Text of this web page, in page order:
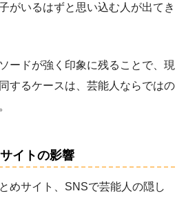
がいるはずと思い込む人が出てき
ードが強く印象に残ることで、現
するケースは、芸能人ならではの
イトの影響
めサイト、SNSで芸能人の隠し